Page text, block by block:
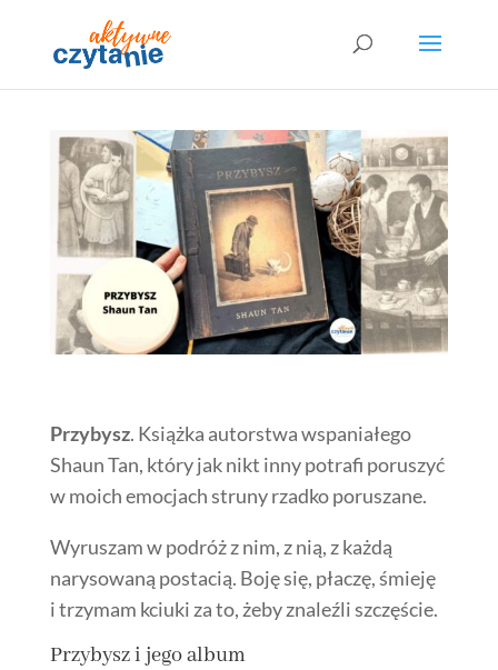
Przybysz. Książka autorstwa wspaniałego
Shaun Tan, który jak nikt inny potrafi poruszyć
w moich emocjach struny rzadko poruszane.
Wyruszam w podróż z nim, z nią, z każdą
narysowaną postacią. Boję się, płaczę, śmieję
i trzymam kciuki za to, żeby znaleźli szczęście.
Przybysz i jego album